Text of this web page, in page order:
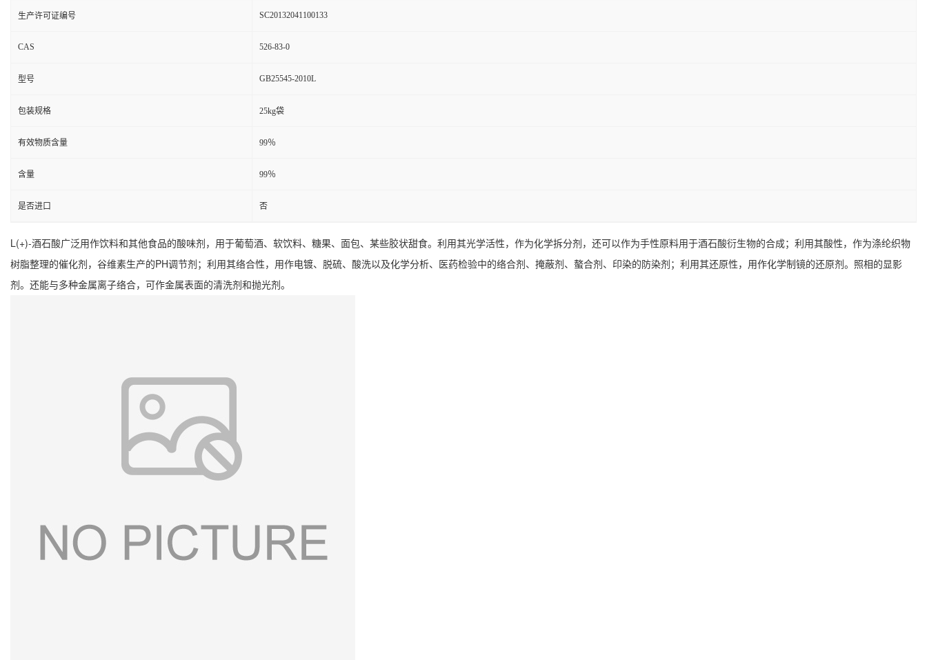
生产许可证编号 SC20132041100133
CAS 526-83-0
型号 GB25545-2010L
包装规格 25kg袋
有效物质含量 99％
含量 99％
是否进口 否
L(+)-酒石酸广泛用作饮料和其他食品的酸味剂，用于葡萄酒、软饮料、糖果、面包、某些胶状甜食。利用其光学活性，作为化学拆分剂，还可以作为手性原料用于酒石酸衍生物的合成；利用其酸性，作为涤纶织物
树脂整理的催化剂，谷维素生产的PH调节剂；利用其络合性，用作电镀、脱硫、酸洗以及化学分析、医药检验中的络合剂、掩蔽剂、螯合剂、印染的防染剂；利用其还原性，用作化学制镜的还原剂。照相的显影
剂。还能与多种金属离子络合，可作金属表面的清洗剂和抛光剂。